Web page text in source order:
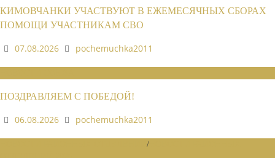
КИМОВЧАНКИ УЧАСТВУЮТ В ЕЖЕМЕСЯЧНЫХ СБОРАХ
ПОМОЩИ УЧАСТНИКАМ СВО
07.08.2026
pochemuchka2011
ПОЗДРАВЛЯЕМ С ПОБЕДОЙ!
06.08.2026
pochemuchka2011
/